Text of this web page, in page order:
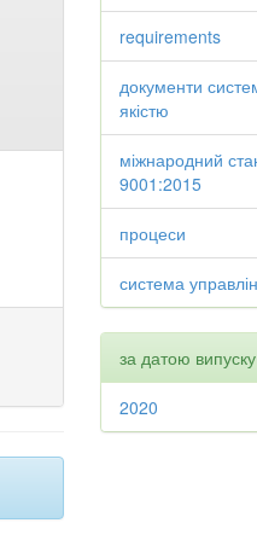
requirements
документи
якістю
міжнародний
9001:2015
процеси
система
за датою випуску
2020